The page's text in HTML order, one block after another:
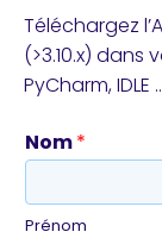
Téléchargez
(>3.10.x) dans
PyCharm, IDLE
Nom*
Prénom